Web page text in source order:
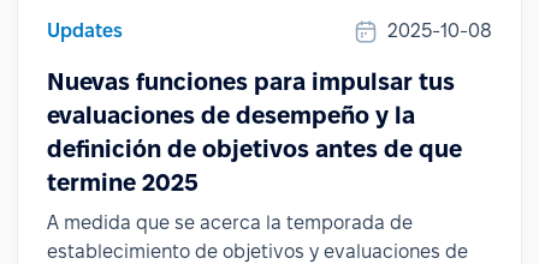
Updates 2025-10-08
Nuevas funciones para impulsar tus
evaluaciones de desempeño y la
definición de objetivos antes de que
termine 2025
A medida que se acerca la temporada de
establecimiento de objetivos y evaluaciones de